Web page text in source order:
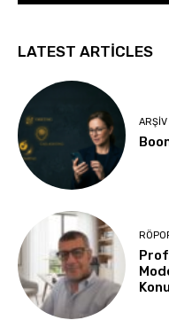
LATEST ARTICLES
ARŞIV